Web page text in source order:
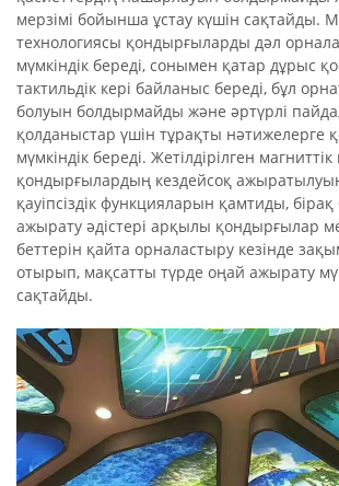
мерзімі бойынша ұстау күшін сақтайды.
технологиясы қондырғыларды дәл
мүмкіндік береді, сонымен қатар дұрыс
тактильдік кері байланыс береді, бұл
болуын болдырмайды және әртүрлі
қолданыстар үшін тұрақты нәтижелерге
мүмкіндік береді. Жетілдірілген
қондырғылардың кездейсоқ
қауіпсіздік функцияларын қамтиды,
ажырату әдістері арқылы қондырғылар
беттерін қайта орналастыру кезінде
отырып, мақсатты түрде оңай ажырату
сақтайды.